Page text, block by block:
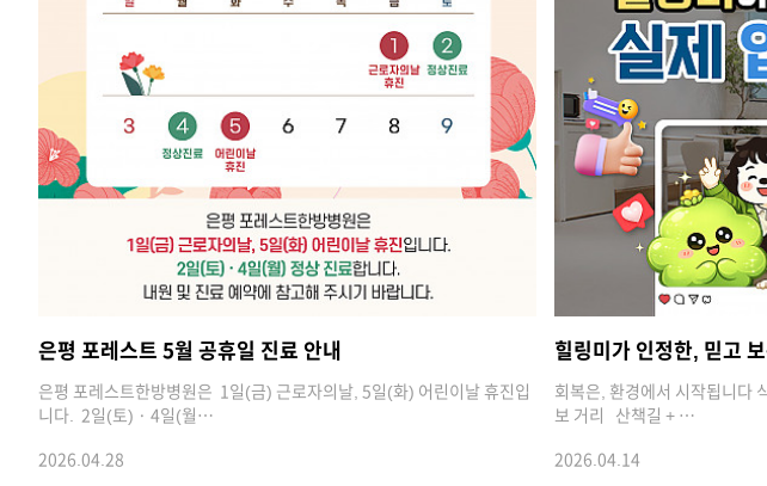
은평 포레스트 5월 공휴일 진료 안내
은평 포레스트한방병원은 1일(금) 근로자의날, 5일(화) 어린이날 휴진입
니다. 2일(토) · 4일(월…
2026.04.28
힐링미가 인정한, 믿고
회복은, 환경에서 시작됩니다
보 거리 산책길 + …
2026.04.14